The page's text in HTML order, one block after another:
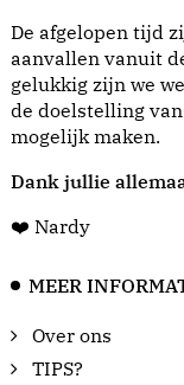
De afgelopen tijd
aanvallen vanuit
gelukkig zijn we
de doelstelling
mogelijk maken.
Dank jullie
❤️ Nardy
MEER
Over ons
TIPS?